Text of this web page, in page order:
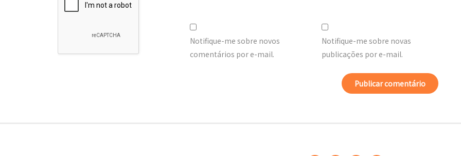
Notifique-me sobre novos
comentários por e-mail.
Notifique-me sobre novas
publicações por e-mail.